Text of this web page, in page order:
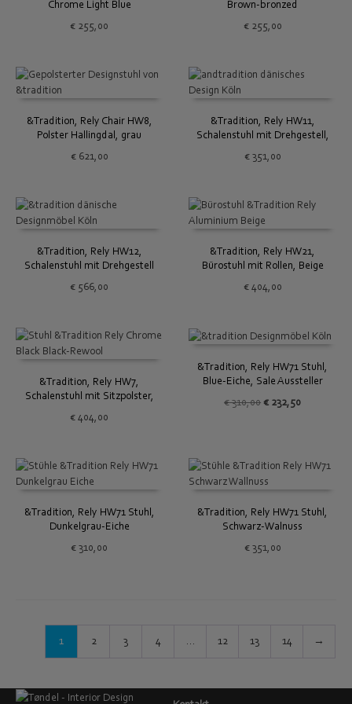
Chrome Light Blue
€ 255,00
Brown-bronzed
€255,00
&Tradition, Rely Chair HW8,
Polster Hallingdal, grau
€621,00
&Tradition, Rely HW11,
Schalenstuhl mit Drehgestell,
€351,00
&Tradition, Rely HW12,
Schalenstuhl mit Drehgestell
€ 566,00
&Tradition, Rely HW21,
Bürostuhl mit Rollen, Beige
€404,00
&Tradition, Rely HW7,
Schalenstuhl mit Sitzpolster,
€ 404,00
&Tradition, Rely HW71 Stuhl,
Blue-Eiche, Sale Aussteller
€310,00 Ursprünglicher
€ 232,50Aktueller
&Tradition, Rely HW71 Stuhl,
Dunkelgrau-Eiche
€ 310,00
&Tradition, Rely HW71 Stuhl,
Schwarz-Walnuss
€351,00
1 2 3 4 … 12 13 14 →